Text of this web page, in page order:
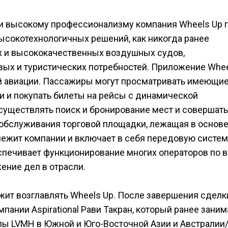
высокому профессионализму компания Wheels Up
решений, как никогда ранее
высококачественных воздушных судов,
и туристических потребностей. Приложение
авиации. Пассажиры могут просматривать
покупать билеты на рейсы с динамической
поиск и бронирование мест и совершать
торговой площадки, лежащая в основе
компании и включает в себя передовую
функционирование многих операторов по
дел в отрасли.
возглавлять Wheels Up. После завершения
Aspirational Рави Такран, который ранее
LVMH в Южной и Юго-Восточной Азии и